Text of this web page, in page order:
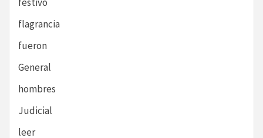
flagrancia
fueron
General
hombres
Judicial
leer